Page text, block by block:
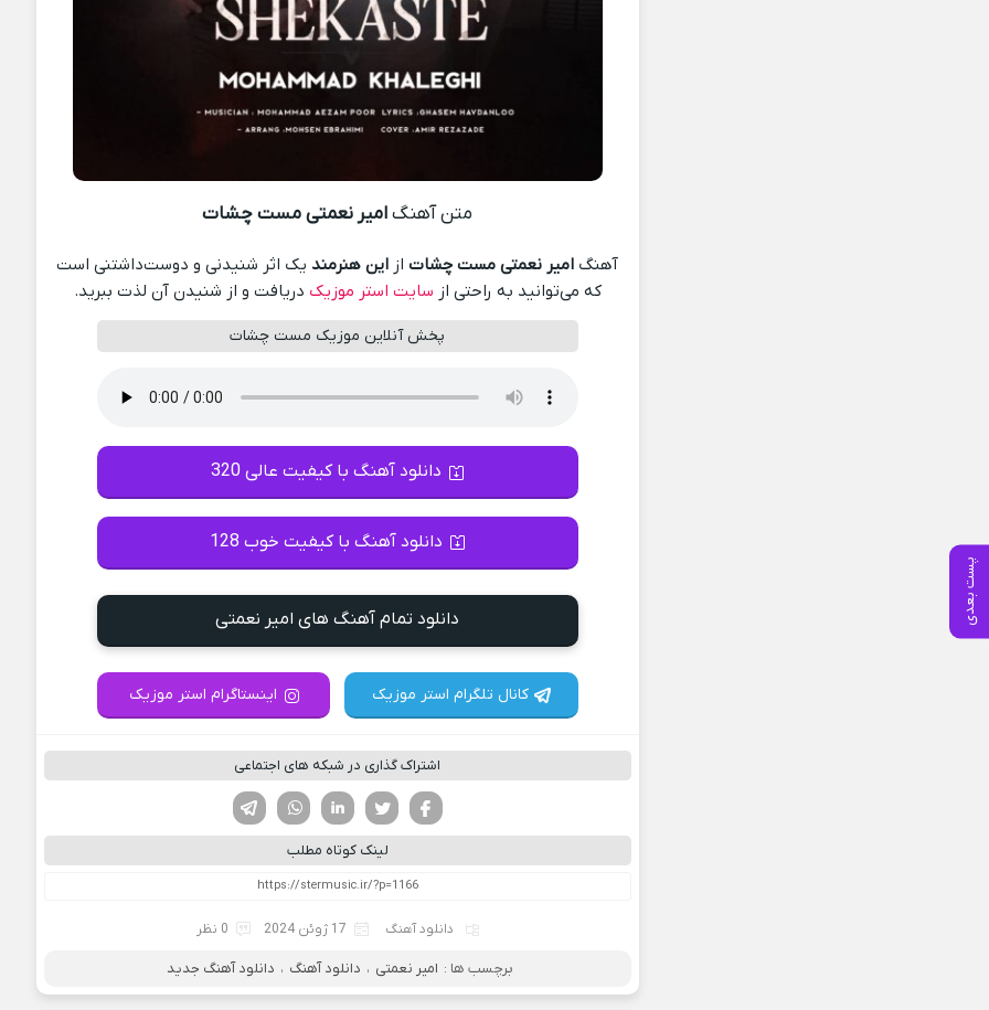
پست بعدی
متن آهنگامیر نعمتی مست چشات
آهنگ امیر نعمتی مست چشاتاز این هنرمندیک اثر شنیدنی و دوست‌داشتنی است
که می‌توانید به راحتی از سایت استر موزیک دریافت و از شنیدن آن لذت ببرید.
پخش آنلاین موزیک مست چشات
دانلود آهنگ با کیفیت عالی 320
دانلود آهنگ با کیفیت خوب 128
دانلود تمام آهنگ های امیر نعمتی
کانال تلگرام استر موزیک اینستاگرام استر موزیک
اشتراک گذاری در شبکه های اجتماعی
لینکدین تویتر
فیسوک
لینک کوتاه مطلب
دانلود آهنگ 17 ژوئن 2024 0 نظر
برچسب ها : امیر نعمتی ، دانلود آهنگ ، دانلود آهنگ جدید